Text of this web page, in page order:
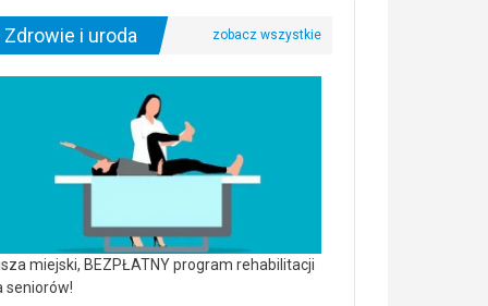
Zdrowie i uroda
miejski, BEZPŁATNY program rehabilitacji
seniorów!